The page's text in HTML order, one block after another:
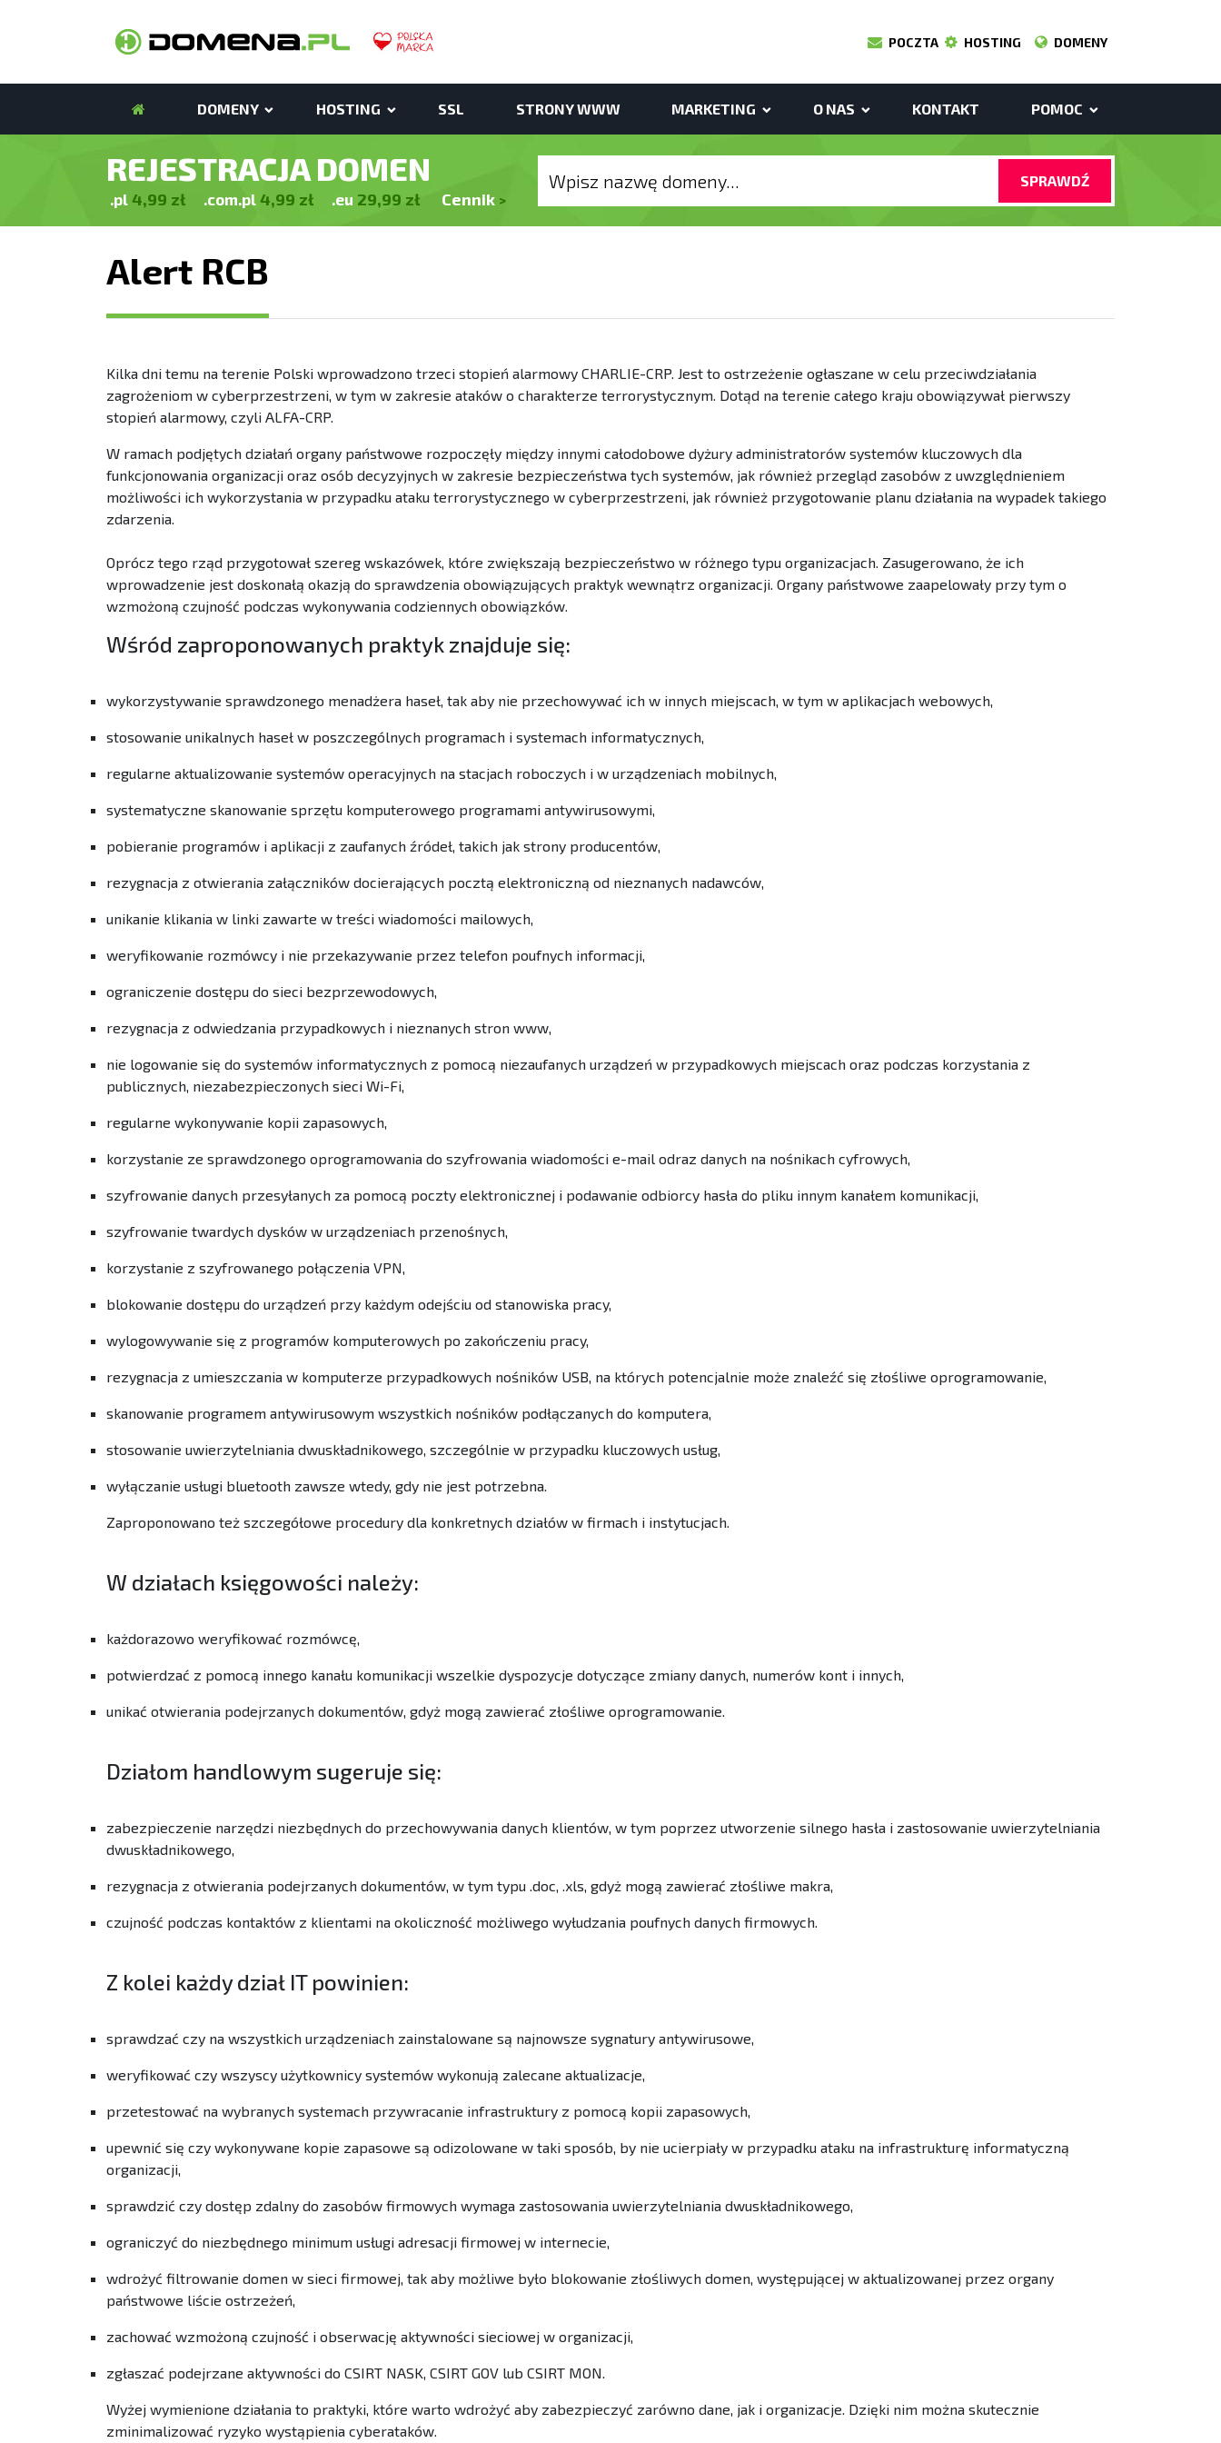
POCZTA HOSTING DOMENY
DOMENY HOSTING SSL STRONY WWW MARKETING O NAS KONTAKT POMOC
REJESTRACJA DOMEN
.pl 4,99 zł .com.pl 4,99 zł .eu 29,99 zł Cennik >
SPRAWDŹ
Alert RCB
Kilka dni temu na terenie Polski wprowadzono trzeci stopień alarmowy CHARLIE-CRP. Jest to ostrzeżenie ogłaszane w celu przeciwdziałania
zagrożeniom w cyberprzestrzeni, w tym w zakresie ataków o charakterze terrorystycznym. Dotąd na terenie całego kraju obowiązywał pierwszy
stopień alarmowy, czyli ALFA-CRP.
W ramach podjętych działań organy państwowe rozpoczęły między innymi całodobowe dyżury administratorów systemów kluczowych dla
funkcjonowania organizacji oraz osób decyzyjnych w zakresie bezpieczeństwa tych systemów, jak również przegląd zasobów z uwzględnieniem
możliwości ich wykorzystania w przypadku ataku terrorystycznego w cyberprzestrzeni, jak również przygotowanie planu działania na wypadek takiego
zdarzenia.
Oprócz tego rząd przygotował szereg wskazówek, które zwiększają bezpieczeństwo w różnego typu organizacjach. Zasugerowano, że ich
wprowadzenie jest doskonałą okazją do sprawdzenia obowiązujących praktyk wewnątrz organizacji. Organy państwowe zaapelowały przy tym o
wzmożoną czujność podczas wykonywania codziennych obowiązków.
Wśród zaproponowanych praktyk znajduje się:
wykorzystywanie sprawdzonego menadżera haseł, tak aby nie przechowywać ich w innych miejscach, w tym w aplikacjach webowych,
stosowanie unikalnych haseł w poszczególnych programach i systemach informatycznych,
regularne aktualizowanie systemów operacyjnych na stacjach roboczych i w urządzeniach mobilnych,
systematyczne skanowanie sprzętu komputerowego programami antywirusowymi,
pobieranie programów i aplikacji z zaufanych źródeł, takich jak strony producentów,
rezygnacja z otwierania załączników docierających pocztą elektroniczną od nieznanych nadawców,
unikanie klikania w linki zawarte w treści wiadomości mailowych,
weryfikowanie rozmówcy i nie przekazywanie przez telefon poufnych informacji,
ograniczenie dostępu do sieci bezprzewodowych,
rezygnacja z odwiedzania przypadkowych i nieznanych stron www,
nie logowanie się do systemów informatycznych z pomocą niezaufanych urządzeń w przypadkowych miejscach oraz podczas korzystania z
publicznych, niezabezpieczonych sieci Wi-Fi,
regularne wykonywanie kopii zapasowych,
korzystanie ze sprawdzonego oprogramowania do szyfrowania wiadomości e-mail odraz danych na nośnikach cyfrowych,
szyfrowanie danych przesyłanych za pomocą poczty elektronicznej i podawanie odbiorcy hasła do pliku innym kanałem komunikacji,
szyfrowanie twardych dysków w urządzeniach przenośnych,
korzystanie z szyfrowanego połączenia VPN,
blokowanie dostępu do urządzeń przy każdym odejściu od stanowiska pracy,
wylogowywanie się z programów komputerowych po zakończeniu pracy,
rezygnacja z umieszczania w komputerze przypadkowych nośników USB, na których potencjalnie może znaleźć się złośliwe oprogramowanie,
skanowanie programem antywirusowym wszystkich nośników podłączanych do komputera,
stosowanie uwierzytelniania dwuskładnikowego, szczególnie w przypadku kluczowych usług,
wyłączanie usługi bluetooth zawsze wtedy, gdy nie jest potrzebna.
Zaproponowano też szczegółowe procedury dla konkretnych działów w firmach i instytucjach.
W działach księgowości należy:
każdorazowo weryfikować rozmówcę,
potwierdzać z pomocą innego kanału komunikacji wszelkie dyspozycje dotyczące zmiany danych, numerów kont i innych,
unikać otwierania podejrzanych dokumentów, gdyż mogą zawierać złośliwe oprogramowanie.
Działom handlowym sugeruje się:
zabezpieczenie narzędzi niezbędnych do przechowywania danych klientów, w tym poprzez utworzenie silnego hasła i zastosowanie uwierzytelniania
dwuskładnikowego,
rezygnacja z otwierania podejrzanych dokumentów, w tym typu .doc, .xls, gdyż mogą zawierać złośliwe makra,
czujność podczas kontaktów z klientami na okoliczność możliwego wyłudzania poufnych danych firmowych.
Z kolei każdy dział IT powinien:
sprawdzać czy na wszystkich urządzeniach zainstalowane są najnowsze sygnatury antywirusowe,
weryfikować czy wszyscy użytkownicy systemów wykonują zalecane aktualizacje,
przetestować na wybranych systemach przywracanie infrastruktury z pomocą kopii zapasowych,
upewnić się czy wykonywane kopie zapasowe są odizolowane w taki sposób, by nie ucierpiały w przypadku ataku na infrastrukturę informatyczną
organizacji,
sprawdzić czy dostęp zdalny do zasobów firmowych wymaga zastosowania uwierzytelniania dwuskładnikowego,
ograniczyć do niezbędnego minimum usługi adresacji firmowej w internecie,
wdrożyć filtrowanie domen w sieci firmowej, tak aby możliwe było blokowanie złośliwych domen, występującej w aktualizowanej przez organy
państwowe liście ostrzeżeń,
zachować wzmożoną czujność i obserwację aktywności sieciowej w organizacji,
zgłaszać podejrzane aktywności do CSIRT NASK, CSIRT GOV lub CSIRT MON.
Wyżej wymienione działania to praktyki, które warto wdrożyć aby zabezpieczyć zarówno dane, jak i organizacje. Dzięki nim można skutecznie
zminimalizować ryzyko wystąpienia cyberataków.